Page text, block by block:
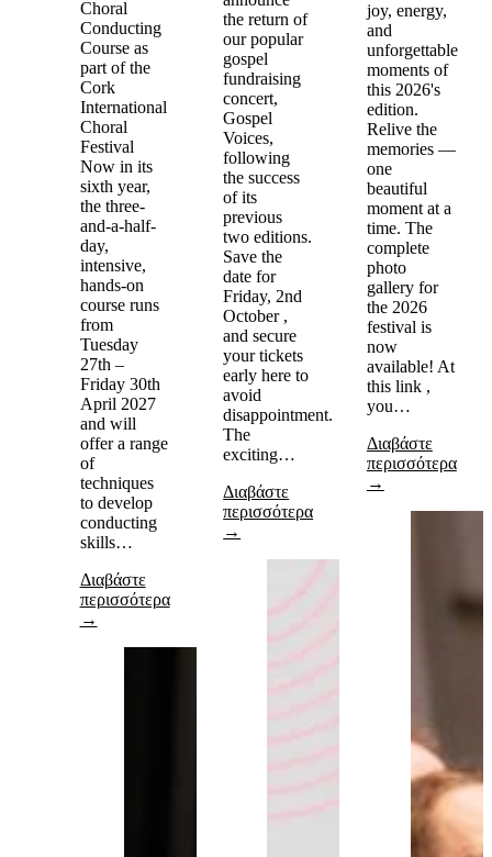
Choral
Conducting
Course as
part of the
Cork
International
Choral
Festival
Now in its
sixth year,
the three-
and-a-half-
day,
intensive,
hands-on
course runs
from
Tuesday
27th –
Friday 30th
April 2027
and will
offer a range
of
techniques
to develop
conducting
skills…
Διαβάστε
περισσότερα
→
the return of
our popular
gospel
fundraising
concert,
Gospel
Voices,
following
the success
of its
previous
two editions.
Save the
date for
Friday, 2nd
October ,
and secure
your tickets
early here to
avoid
disappointment.
The
exciting…
Διαβάστε
περισσότερα
→
joy, energy,
and
unforgettable
moments of
this 2026's
edition.
Relive the
memories —
one
beautiful
moment at a
time. The
complete
photo
gallery for
the 2026
festival is
now
available! At
this link ,
you…
Διαβάστε
περισσότερα
→